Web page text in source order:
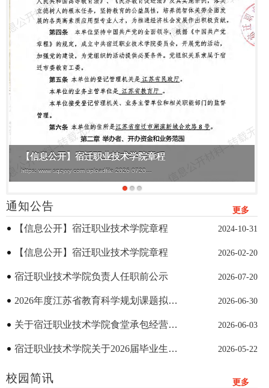
【信息公开】宿迁职业技术学院章程
https: www sqzyxy com uploadfile 2026 0720
通知公告 更多
【信息公开】宿迁职业技术学院章程 2024-10-31
【信息公开】宿迁职业技术学院章程 2026-02-20
宿迁职业技术学院负责人任职前公示 2026-07-20
2026年度江苏省教育科学规划课题拟推
荐立项名单公示
2026-06-30
关于宿迁职业技术学院食堂承包经营项
目招标结果的公示
2026-06-03
宿迁职业技术学院关于2026届毕业生求
2026-05-22
校园简讯 更多